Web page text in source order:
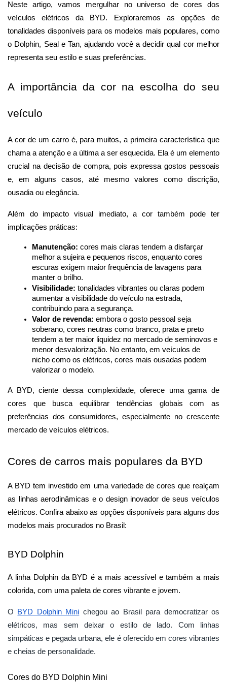
Neste artigo, vamos mergulhar no universo de cores dos
veículos elétricos da BYD. Exploraremos as opções de
tonalidades disponíveis para os modelos mais populares, como
o Dolphin, Seal e Tan, ajudando você a decidir qual cor melhor
representa seu estilo e suas preferências.
A importância da cor na escolha do seu
veículo
A cor de um carro é, para muitos, a primeira característica que
chama a atenção e a última a ser esquecida. Ela é um elemento
crucial na decisão de compra, pois expressa gostos pessoais
e, em alguns casos, até mesmo valores como discrição,
ousadia ou elegância.
Além do impacto visual imediato, a cor também pode ter
implicações práticas:
Manutenção: cores mais claras tendem a disfarçar
melhor a sujeira e pequenos riscos, enquanto cores
escuras exigem maior frequência de lavagens para
manter o brilho.
Visibilidade: tonalidades vibrantes ou claras podem
aumentar a visibilidade do veículo na estrada,
contribuindo para a segurança.
Valor de revenda: embora o gosto pessoal seja
soberano, cores neutras como branco, prata e preto
tendem a ter maior liquidez no mercado de seminovos e
menor desvalorização. No entanto, em veículos de
nicho como os elétricos, cores mais ousadas podem
valorizar o modelo.
A BYD, ciente dessa complexidade, oferece uma gama de
cores que busca equilibrar tendências globais com as
preferências dos consumidores, especialmente no crescente
mercado de veículos elétricos.
Cores de carros mais populares da BYD
A BYD tem investido em uma variedade de cores que realçam
as linhas aerodinâmicas e o design inovador de seus veículos
elétricos. Confira abaixo as opções disponíveis para alguns dos
modelos mais procurados no Brasil:
BYD Dolphin
A linha Dolphin da BYD é a mais acessível e também a mais
colorida, com uma paleta de cores vibrante e jovem.
O BYD Dolphin Mini chegou ao Brasil para democratizar os
elétricos, mas sem deixar o estilo de lado. Com linhas
simpáticas e pegada urbana, ele é oferecido em cores vibrantes
e cheias de personalidade.
Cores do BYD Dolphin Mini